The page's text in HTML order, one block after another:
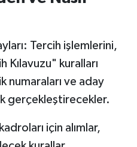
Tercih işlemlerini,
Kılavuzu" kuralları
numaraları ve aday
gerçekleştirecekler.
için alımlar,